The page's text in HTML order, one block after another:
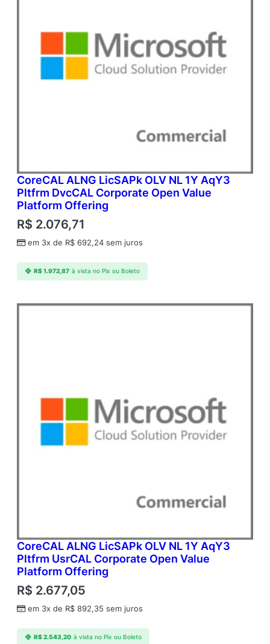
CoreCAL ALNG LicSAPk OLV NL 1Y AqY3
Pltfrm DvcCAL Corporate Open Value
Platform Offering
R$ 2.076,71
em 3x de R$ 692,24 sem juros
R$1.972,87 à vista no Pix ou Boleto
CoreCAL ALNG LicSAPk OLV NL 1Y AqY3
Pltfrm UsrCAL Corporate Open Value
Platform Offering
R$ 2.677,05
em 3x de R$ 892,35 sem juros
R$2.543,20 à vista no Pix ou Boleto